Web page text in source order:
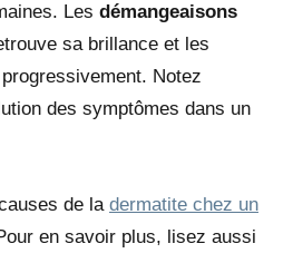
Les démangeaisons
sa brillance et les
Notez
des symptômes dans un
de la dermatite chez un
en savoir plus, lisez aussi